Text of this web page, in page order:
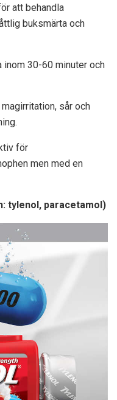
att behandla
buksmärta och
30-60 minuter och
sår och
för
men med en
tylenol, paracetamol)